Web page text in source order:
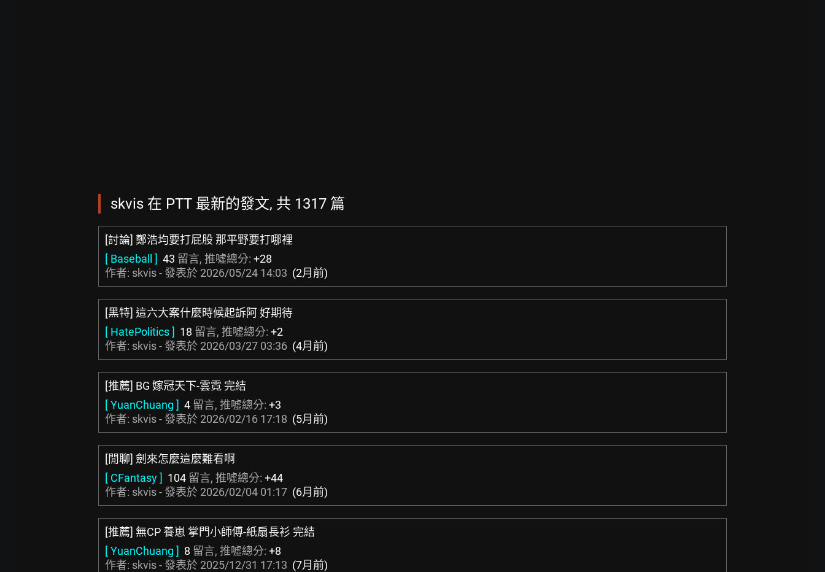
skvis 在 PTT 最新的發文, 共 1317 篇
[討論] 鄭浩均要打屁股 那平野要打哪裡
[ Baseball ] 43 留言, 推噓總分: +28
作者: skvis - 發表於 2026/05/24 14:03 (2月前)
[黑特] 這六大案什麼時候起訴阿 好期待
[ HatePolitics ] 18 留言, 推噓總分: +2
作者: skvis - 發表於 2026/03/27 03:36 (4月前)
[推薦] BG 嫁冠天下-雲霓 完結
[ YuanChuang ] 4 留言, 推噓總分: +3
作者: skvis - 發表於 2026/02/16 17:18 (5月前)
[閒聊] 劍來怎麼這麼難看啊
[ CFantasy ] 104 留言, 推噓總分: +44
作者: skvis - 發表於 2026/02/04 01:17 (6月前)
[推薦] 無CP 養崽 掌門小師傅-紙扇長衫 完結
[ YuanChuang ] 8 留言, 推噓總分: +8
作者: skvis - 發表於 2025/12/31 17:13 (7月前)